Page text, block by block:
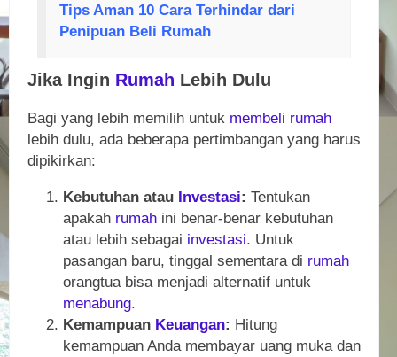
Tips Aman 10 Cara Terhindar dari
Penipuan Beli Rumah
Jika Ingin Rumah Lebih Dulu
Bagi yang lebih memilih untuk membeli rumah
lebih dulu, ada beberapa pertimbangan yang harus
dipikirkan:
Kebutuhan atau Investasi: Tentukan
apakah rumah ini benar-benar kebutuhan
atau lebih sebagai investasi. Untuk
pasangan baru, tinggal sementara di rumah
orangtua bisa menjadi alternatif untuk
menabung.
Kemampuan Keuangan: Hitung
kemampuan Anda membayar uang muka dan